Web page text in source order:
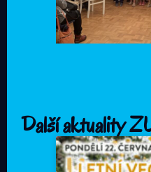
Další aktuality